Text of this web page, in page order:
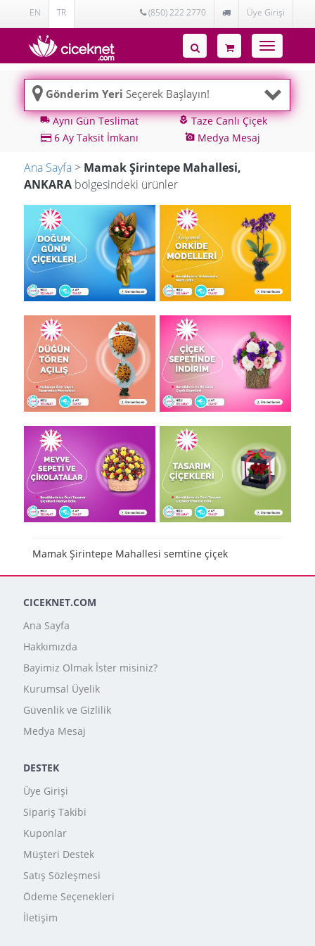
EN TR (850) 222 2770 Üye Girişi
Toggle
navigation
Gönderim Yeri Seçerek Başlayın!
local_shippingAynı Gün Teslimat local_floristTaze Canlı Çiçek
6 Ay Taksit İmkanı
add_a_photo Medya Mesaj
Ana Sayfa > Mamak Şirintepe Mahallesi,
ANKARA bölgesindeki ürünler
Mamak Şirintepe Mahallesi semtine çiçek
CICEKNET.COM
Ana Sayfa
Hakkımızda
Bayimiz Olmak İster misiniz?
Kurumsal Üyelik
Güvenlik ve Gizlilik
Medya Mesaj
DESTEK
Üye Girişi
Sipariş Takibi
Kuponlar
Müşteri Destek
Satış Sözleşmesi
Ödeme Seçenekleri
İletişim